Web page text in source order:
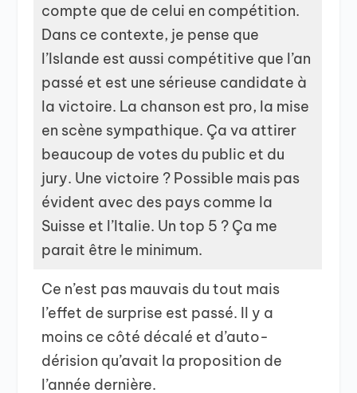
compte que de celui en compétition.
Dans ce contexte, je pense que
l’Islande est aussi compétitive que l’an
passé et est une sérieuse candidate à
la victoire. La chanson est pro, la mise
en scène sympathique. Ça va attirer
beaucoup de votes du public et du
jury. Une victoire ? Possible mais pas
évident avec des pays comme la
Suisse et l’Italie. Un top 5 ? Ça me
parait être le minimum.
Ce n’est pas mauvais du tout mais
l’effet de surprise est passé. Il y a
moins ce côté décalé et d’auto-
dérision qu’avait la proposition de
l’année dernière.